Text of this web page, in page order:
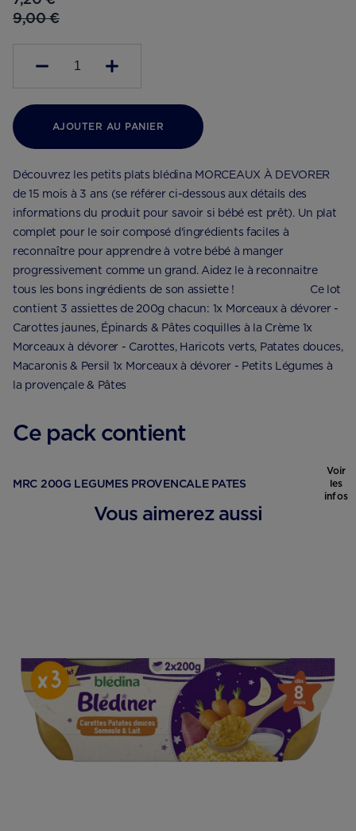
9,00 €
1
AJOUTER AU PANIER
Découvrez les petits plats blédina MORCEAUX À DEVORER
de 15 mois à 3 ans (se référer ci-dessous aux détails des
informations du produit pour savoir si bébé est prêt). Un plat
complet pour le soir composé d'ingrédients faciles à
reconnaître pour apprendre à votre bébé à manger
progressivement comme un grand. Aidez le à reconnaitre
tous les bons ingrédients de son assiette ! ⠀⠀⠀⠀⠀⠀⠀⠀⠀ Ce lot
contient 3 assiettes de 200g chacun: 1x Morceaux à dévorer -
Carottes jaunes, Épinards & Pâtes coquilles à la Crème 1x
Morceaux à dévorer - Carottes, Haricots verts, Patates douces,
Macaronis & Persil 1x Morceaux à dévorer - Petits Légumes à
la provençale & Pâtes
Ce pack contient
MRC 200G LEGUMES PROVENCALE PATES
Voir
les
infos
Vous aimerez aussi